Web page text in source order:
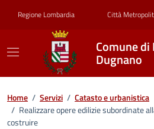
Regione Lombardia Città
Comune di
Dugnano
Home / Servizi / Catasto e urbanistica
/ Realizzare opere edilizie subordinate
costruire